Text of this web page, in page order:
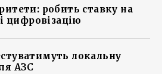
робить ставку на
цифровізацію
локальну
АЗС